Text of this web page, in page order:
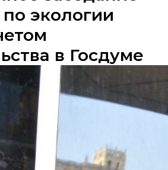
ОНВОС Реестр лицензий ЛК природопользователя
экологии
в Госдуме